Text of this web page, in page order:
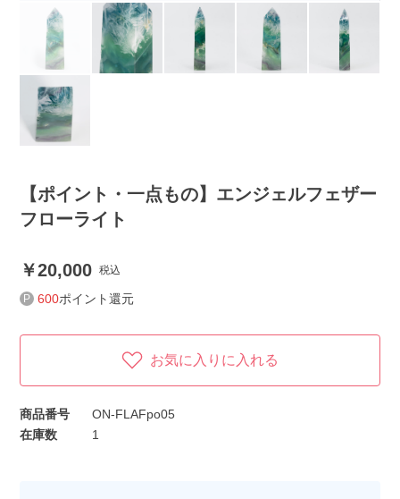
【ポイント・一点もの】エンジェルフェザー
フローライト
20,000 税込
600ポイント還元
お気に入りに入れる
商品番号
ON-FLAFpo05
在庫数
1